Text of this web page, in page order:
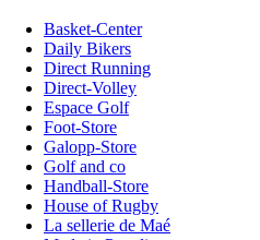
Basket-Center
Daily Bikers
Direct Running
Direct-Volley
Espace Golf
Foot-Store
Galopp-Store
Golf and co
Handball-Store
House of Rugby
La sellerie de Maé